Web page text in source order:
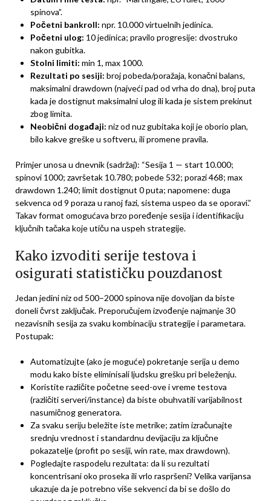
spinova”.
Početni bankroll: npr. 10.000 virtuelnih jedinica.
Početni ulog: 10 jedinica; pravilo progresije: dvostruko
nakon gubitka.
Stolni limiti: min 1, max 1000.
Rezultati po sesiji: broj pobeda/poražaja, konačni balans,
maksimalni drawdown (najveći pad od vrha do dna), broj puta
kada je dostignut maksimalni ulog ili kada je sistem prekinut
zbog limita.
Neobični događaji: niz od nuz gubitaka koji je oborio plan,
bilo kakve greške u softveru, ili promene pravila.
Primjer unosa u dnevnik (sadržaj): “Sesija 1 — start 10.000;
spinovi 1000; završetak 10.780; pobede 532; porazi 468; max
drawdown 1.240; limit dostignut 0 puta; napomene: duga
sekvenca od 9 poraza u ranoj fazi, sistema uspeo da se oporavi.”
Takav format omogućava brzo poređenje sesija i identifikaciju
ključnih tačaka koje utiču na uspeh strategije.
Kako izvoditi serije testova i
osigurati statističku pouzdanost
Jedan jedini niz od 500–2000 spinova nije dovoljan da biste
doneli čvrst zaključak. Preporučujem izvođenje najmanje 30
nezavisnih sesija za svaku kombinaciju strategije i parametara.
Postupak:
Automatizujte (ako je moguće) pokretanje serija u demo
modu kako biste eliminisali ljudsku grešku pri beleženju.
Koristite različite početne seed-ove i vreme testova
(različiti serveri/instance) da biste obuhvatili varijabilnost
nasumičnog generatora.
Za svaku seriju beležite iste metrike; zatim izračunajte
srednju vrednost i standardnu devijaciju za ključne
pokazatelje (profit po sesiji, win rate, max drawdown).
Pogledajte raspodelu rezultata: da li su rezultati
koncentrisani oko proseka ili vrlo raspršeni? Velika varijansa
ukazuje da je potrebno više sekvenci da bi se došlo do